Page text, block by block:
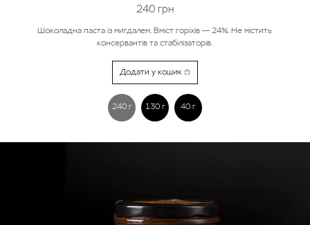
240 грн
Шоколадна паста із мигдалем. Вміст горіхів — 24%. Не містить
консервантів та стабілізаторів.
Додати у кошик
240 г 130 г 40 г